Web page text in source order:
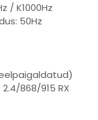
/ K1000Hz
50Hz
868/915 RX